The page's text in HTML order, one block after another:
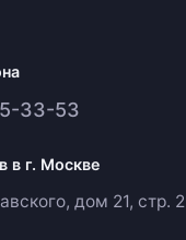
33-53
в г. Москве
дом 21, стр. 2